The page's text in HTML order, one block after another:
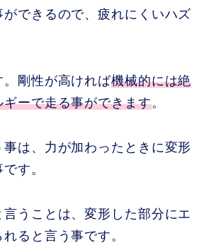
できるので、疲れにくいハズ
剛性が高ければ機械的には絶
ーで走る事ができます。
事は、力が加わったときに変形
す。
うことは、変形した部分にエ
ると言う事です。